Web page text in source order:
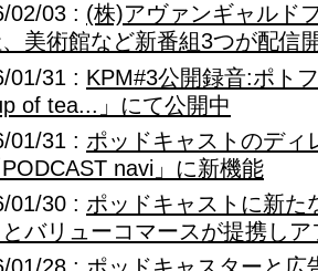
02/03 : (株)アヴァンギャルド
美術館など新番組3つが配信
01/31 : KPM#3公開録音:ポト
of tea...」にて公開中
01/31 : ポッドキャストのディ
PODCAST navi」に新機能
01/30 : ポッドキャストに新た
とバリューコマースが提携し